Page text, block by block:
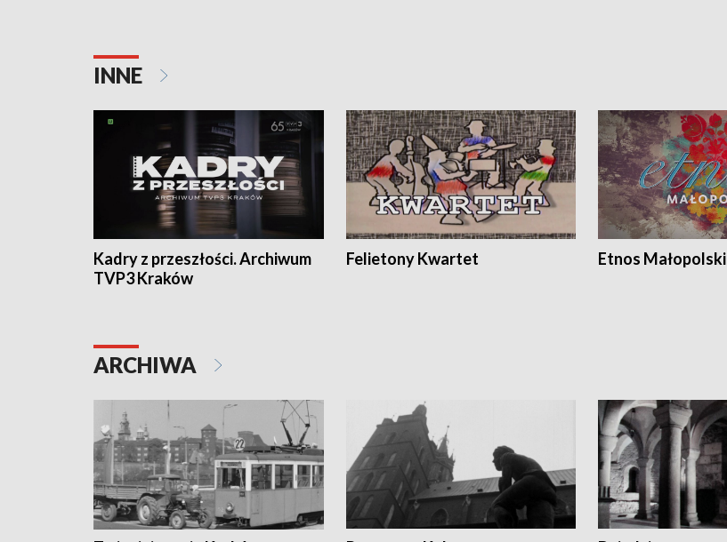
INNE
Kadry z przeszłości. Archiwum
TVP3 Kraków
Felietony Kwartet Etnos Małopolski
ARCHIWA